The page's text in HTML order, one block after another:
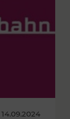
14.09.2024